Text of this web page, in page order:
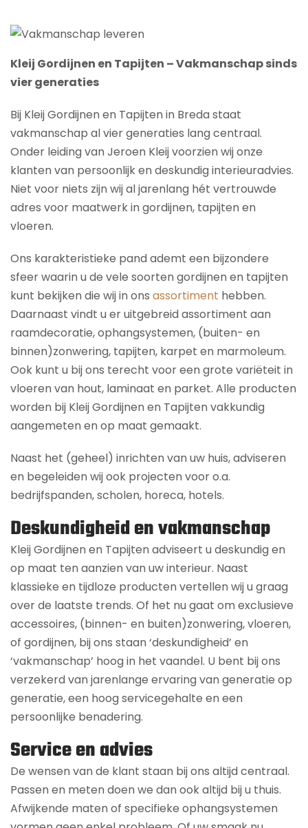
Kleij Gordijnen en Tapijten – Vakmanschap sinds
vier generaties
Bij Kleij Gordijnen en Tapijten in Breda staat
vakmanschap al vier generaties lang centraal.
Onder leiding van Jeroen Kleij voorzien wij onze
klanten van persoonlijk en deskundig interieuradvies.
Niet voor niets zijn wij al jarenlang hét vertrouwde
adres voor maatwerk in gordijnen, tapijten en
vloeren.
Ons karakteristieke pand ademt een bijzondere
sfeer waarin u de vele soorten gordijnen en tapijten
kunt bekijken die wij in ons assortiment hebben.
Daarnaast vindt u er uitgebreid assortiment aan
raamdecoratie, ophangsystemen, (buiten- en
binnen)zonwering, tapijten, karpet en marmoleum.
Ook kunt u bij ons terecht voor een grote variëteit in
vloeren van hout, laminaat en parket. Alle producten
worden bij Kleij Gordijnen en Tapijten vakkundig
aangemeten en op maat gemaakt.
Naast het (geheel) inrichten van uw huis, adviseren
en begeleiden wij ook projecten voor o.a.
bedrijfspanden, scholen, horeca, hotels.
Deskundigheid en vakmanschap
Kleij Gordijnen en Tapijten adviseert u deskundig en
op maat ten aanzien van uw interieur. Naast
klassieke en tijdloze producten vertellen wij u graag
over de laatste trends. Of het nu gaat om exclusieve
accessoires, (binnen- en buiten)zonwering, vloeren,
of gordijnen, bij ons staan ‘deskundigheid’ en
‘vakmanschap’ hoog in het vaandel. U bent bij ons
verzekerd van jarenlange ervaring van generatie op
generatie, een hoog servicegehalte en een
persoonlijke benadering.
Service en advies
De wensen van de klant staan bij ons altijd centraal.
Passen en meten doen we dan ook altijd bij u thuis.
Afwijkende maten of specifieke ophangsystemen